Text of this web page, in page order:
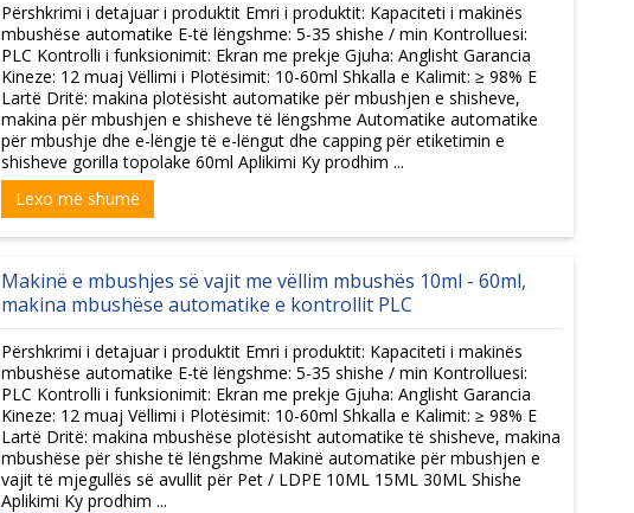
Përshkrimi i detajuar i produktit Emri i produktit: Kapaciteti i makinës
mbushëse automatike E-të lëngshme: 5-35 shishe / min Kontrolluesi:
PLC Kontrolli i funksionimit: Ekran me prekje Gjuha: Anglisht Garancia
Kineze: 12 muaj Vëllimi i Plotësimit: 10-60ml Shkalla e Kalimit: ≥ 98% E
Lartë Dritë: makina plotësisht automatike për mbushjen e shisheve,
makina për mbushjen e shisheve të lëngshme Automatike automatike
për mbushje dhe e-lëngje të e-lëngut dhe capping për etiketimin e
shisheve gorilla topolake 60ml Aplikimi Ky prodhim ...
Lexo më shumë
Makinë e mbushjes së vajit me vëllim mbushës 10ml - 60ml,
makina mbushëse automatike e kontrollit PLC
Përshkrimi i detajuar i produktit Emri i produktit: Kapaciteti i makinës
mbushëse automatike E-të lëngshme: 5-35 shishe / min Kontrolluesi:
PLC Kontrolli i funksionimit: Ekran me prekje Gjuha: Anglisht Garancia
Kineze: 12 muaj Vëllimi i Plotësimit: 10-60ml Shkalla e Kalimit: ≥ 98% E
Lartë Dritë: makina mbushëse plotësisht automatike të shisheve, makina
mbushëse për shishe të lëngshme Makinë automatike për mbushjen e
vajit të mjegullës së avullit për Pet / LDPE 10ML 15ML 30ML Shishe
Aplikimi Ky prodhim ...